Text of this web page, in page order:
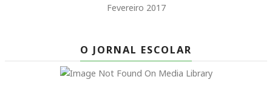
Fevereiro 2017
O JORNAL ESCOLAR